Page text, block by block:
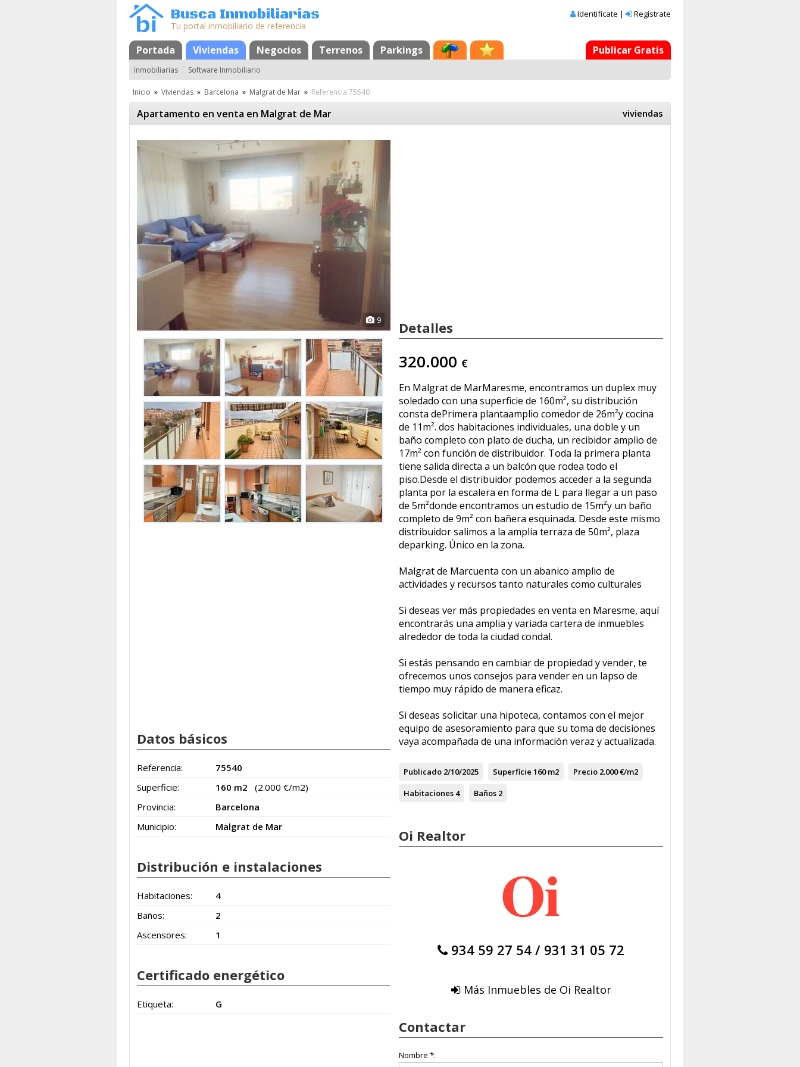
Busca Inmobiliarias
Tu portal inmobiliario de referencia
Identifícate | Regístrate
Portada Viviendas Negocios Terrenos Parkings
MapaFavoritos Publicar Gratis
Inmobiliarias Software Inmobiliario
Inicio » Viviendas » Barcelona » Malgrat de Mar » Referencia 75540
viviendas
Apartamento en venta en Malgrat de Mar
9
Datos básicos
Referencia:
75540
Superficie:
160 m2
(2.000 €/m2)
Provincia:
Barcelona
Municipio:
Malgrat de Mar
Distribución e instalaciones
Habitaciones:
4
Baños:
2
Ascensores:
1
Certificado energético
Etiqueta: G
Detalles
320.000 €
En Malgrat de MarMaresme, encontramos un duplex muy
soledado con una superficie de 160m², su distribución
consta dePrimera plantaamplio comedor de 26m²y cocina
de 11m². dos habitaciones individuales, una doble y un
baño completo con plato de ducha, un recibidor amplio de
17m² con función de distribuidor. Toda la primera planta
tiene salida directa a un balcón que rodea todo el
piso.Desde el distribuidor podemos acceder a la segunda
planta por la escalera en forma de L para llegar a un paso
de 5m²donde encontramos un estudio de 15m²y un baño
completo de 9m² con bañera esquinada. Desde este mismo
distribuidor salimos a la amplia terraza de 50m², plaza
deparking. Único en la zona.
Malgrat de Marcuenta con un abanico amplio de
actividades y recursos tanto naturales como culturales
Si deseas ver más propiedades en venta en Maresme, aquí
encontrarás una amplia y variada cartera de inmuebles
alrededor de toda la ciudad condal.
Si estás pensando en cambiar de propiedad y vender, te
ofrecemos unos consejos para vender en un lapso de
tiempo muy rápido de manera eficaz.
Si deseas solicitar una hipoteca, contamos con el mejor
equipo de asesoramiento para que su toma de decisiones
vaya acompañada de una información veraz y actualizada.
Publicado 2/10/2025 Superficie 160 m2 Precio 2.000 €/m2
Habitaciones 4 Baños 2
Oi Realtor
934 59 27 54 / 931 31 05 72
Más Inmuebles de Oi Realtor
Contactar
Nombre *: